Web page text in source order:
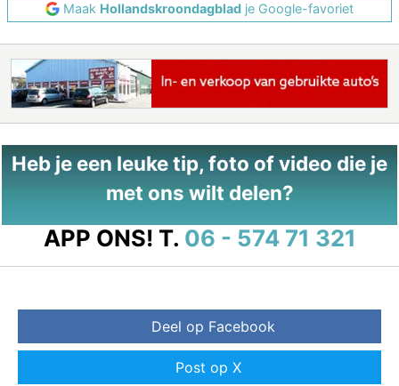
Maak Hollandskroondagblad je Google-favoriet
Heb je een leuke tip, foto of video die je
met ons wilt delen?
APP ONS! T. 06 - 574 71 321
Deel op Facebook
Post op X